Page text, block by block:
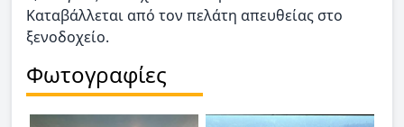
Καταβάλλεται από τον πελάτη απευθείας στο
ξενοδοχείο.
Φωτογραφίες